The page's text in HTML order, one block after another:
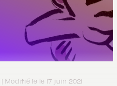
| Modifié le le 17 juin 2021